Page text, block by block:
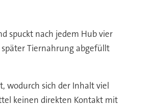
spuckt nach jedem Hub vier
Tiernahrung abgefüllt
wodurch sich der Inhalt viel
keinen direkten Kontakt mit